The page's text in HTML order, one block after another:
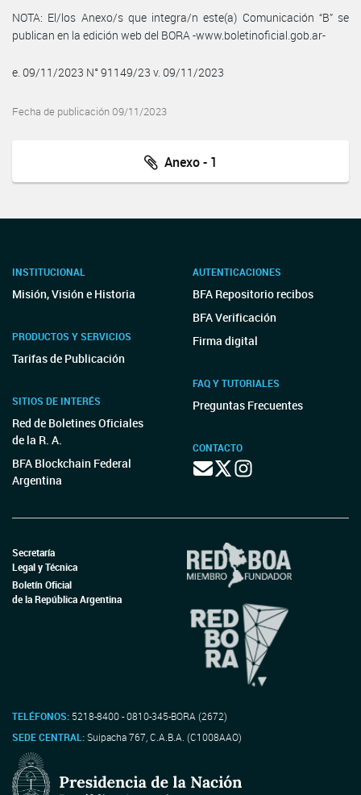
NOTA: El/los Anexo/s que integra/n este(a) Comunicación “B” se
publican en la edición web del BORA -www.boletinoficial.gob.ar-
e. 09/11/2023 N° 91149/23 v. 09/11/2023
Fecha de publicación 09/11/2023
Anexo - 1
INSTITUCIONAL
Misión, Visión e Historia
PRODUCTOS Y SERVICIOS
Tarifas de Publicación
SITIOS DE INTERÉS
Red de Boletines Oficiales
de la R. A.
BFA Blockchain Federal
Argentina
AUTENTICACIONES
BFA Repositorio recibos
BFA Verificación
Firma digital
FAQ Y TUTORIALES
Preguntas Frecuentes
CONTACTO
Secretaría
Legal y Técnica
Boletín Oficial
de la República Argentina
TELÉFONOS: 5218-8400 - 0810-345-BORA (2672)
SEDE CENTRAL:Suipacha 767, C.A.B.A. (C1008AAO)